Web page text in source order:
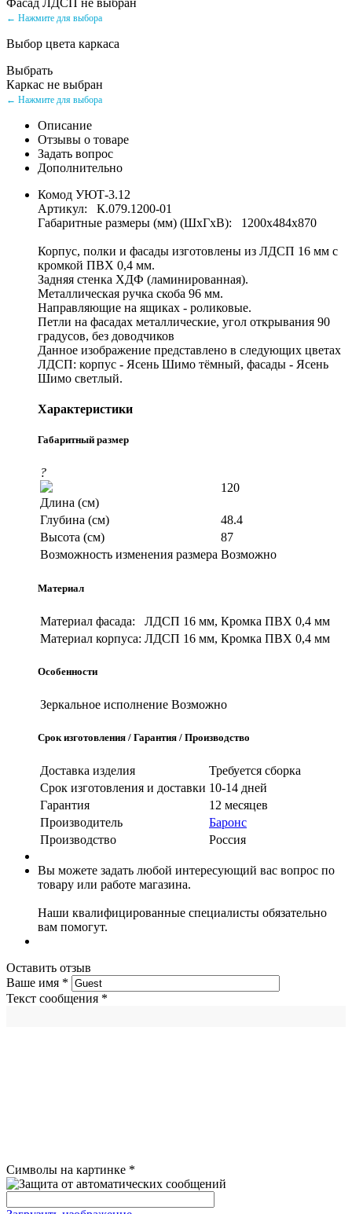
← Нажмите для выбора
Выбор цвета каркаса
Выбрать
Каркас не выбран
← Нажмите для выбора
Описание
Отзывы о товаре
Задать вопрос
Дополнительно
Комод УЮТ-3.12
Артикул: К.079.1200-01
Габаритные размеры (мм) (ШхГхВ): 1200х484х870
Корпус, полки и фасады изготовлены из ЛДСП 16 мм с
кромкой ПВХ 0,4 мм.
Задняя стенка ХДФ (ламинированная).
Металлическая ручка скоба 96 мм.
Направляющие на ящиках - роликовые.
Петли на фасадах металлические, угол открывания 90
градусов, без доводчиков
Данное изображение представлено в следующих цветах
ЛДСП: корпус - Ясень Шимо тёмный, фасады - Ясень
Шимо светлый.
Характеристики
Габаритный размер
?
Длина (см)
120
Глубина (см)
48.4
Высота (см)
87
Возможность изменения размера Возможно
Материал
Материал фасада:
ЛДСП 16 мм, Кромка ПВХ 0,4 мм
Материал корпуса: ЛДСП 16 мм, Кромка ПВХ 0,4 мм
Особенности
Зеркальное исполнение Возможно
Срок изготовления / Гарантия / Производство
Доставка изделия
Требуется сборка
Срок изготовления и доставки 10-14 дней
Гарантия
12 месяцев
Производитель
Баронс
Производство
Россия
Вы можете задать любой интересующий вас вопрос по
товару или работе магазина.
Наши квалифицированные специалисты обязательно
вам помогут.
Оставить отзыв
Ваше имя *
Текст сообщения *
Символы на картинке *